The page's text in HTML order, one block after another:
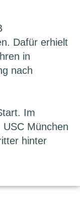
Dafür erhielt
in
nach
Im
München
hinter